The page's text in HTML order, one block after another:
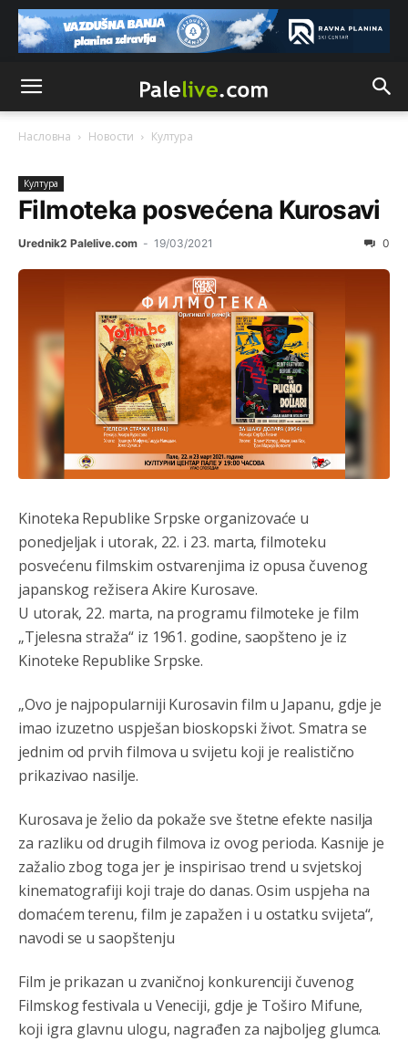
Насловна Новости Култура
Култура
Filmoteka posvećena Kurosavi
Urednik2 Palelive.com - 19/03/2021 0
Kinoteka Republike Srpske organizovaće u
ponedjeljak i utorak, 22. i 23. marta, filmoteku
posvećenu filmskim ostvarenjima iz opusa čuvenog
japanskog režisera Akire Kurosave.
U utorak, 22. marta, na programu filmoteke je film
„Tjelesna straža“ iz 1961. godine, saopšteno je iz
Kinoteke Republike Srpske.
„Ovo je najpopularniji Kurosavin film u Japanu, gdje je
imao izuzetno uspješan bioskopski život. Smatra se
jednim od prvih filmova u svijetu koji je realistično
prikazivao nasilje.
Kurosava je želio da pokaže sve štetne efekte nasilja
za razliku od drugih filmova iz ovog perioda. Kasnije je
zažalio zbog toga jer je inspirisao trend u svjetskoj
kinematografiji koji traje do danas. Osim uspjeha na
domaćem terenu, film je zapažen i u ostatku svijeta“,
navodi se u saopštenju
Film je prikazan u zvaničnoj konkurenciji čuvenog
Filmskog festivala u Veneciji, gdje je Toširo Mifune,
koji igra glavnu ulogu, nagrađen za najboljeg glumca.
nije mujo turcin, mujo ue bendasr
Анонимно2806721 јуче 6:37
Možete sebi umisliti da je i Kosovo dio Srbije al
nije...probajte ući bez pasosa.Takoirs.Umislili ste da
ste nebeski narod
Анонимно2806773 јуче 6:56
АМЕРИКАНЦИ ДО КРАЈА ГОДИНЕ ОДЛАЗЕ СА